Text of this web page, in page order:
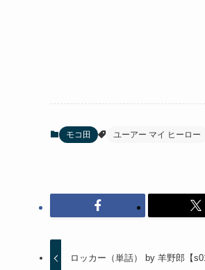
モコ田 ユーアー マイ ヒーロー
ロッカー（単話） by 羊野郎【